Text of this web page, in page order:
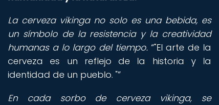
La cerveza vikinga no solo es una bebida, es
un símbolo de la resistencia y la creatividad
humanas a lo largo del tiempo. "El arte de la
cerveza es un reflejo de la historia y la
identidad de un pueblo. "
En cada sorbo de cerveza vikinga, se